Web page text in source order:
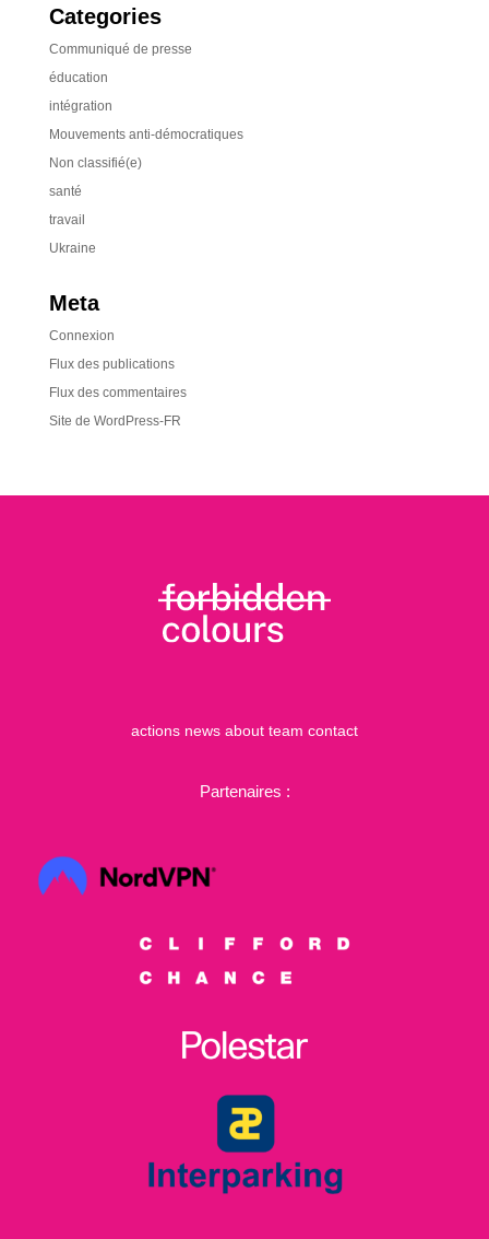
Categories
Communiqué de presse
éducation
intégration
Mouvements anti-démocratiques
Non classifié(e)
santé
travail
Ukraine
Meta
Connexion
Flux des publications
Flux des commentaires
Site de WordPress-FR
actions news about team contact
Partenaires :